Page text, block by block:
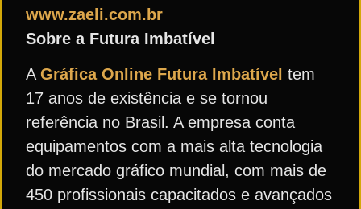
www.zaeli.com.br
Sobre a Futura Imbatível
A Gráfica Online Futura Imbatível tem
17 anos de existência e se tornou
referência no Brasil. A empresa conta
equipamentos com a mais alta tecnologia
do mercado gráfico mundial, com mais de
450 profissionais capacitados e avançados